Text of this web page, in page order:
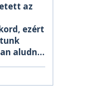
az
ezért
aludni